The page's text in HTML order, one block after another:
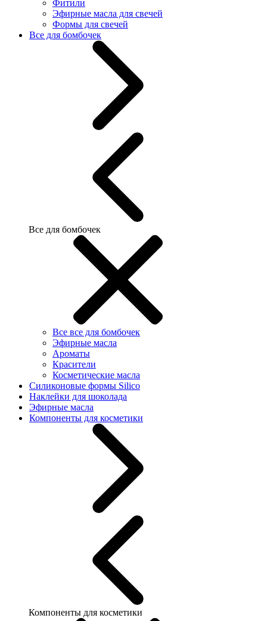
Фитили
Эфирные масла для свечей
Формы для свечей
Все для бомбочек
Все для бомбочек
Все все для бомбочек
Эфирные масла
Ароматы
Красители
Косметические масла
Силиконовые формы Silico
Наклейки для шоколада
Эфирные масла
Компоненты для косметики
Компоненты для косметики